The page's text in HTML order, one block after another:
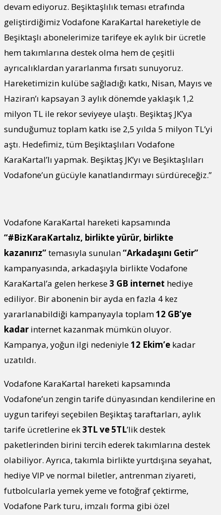
devam ediyoruz. Beşiktaşlılık teması etrafında
geliştirdiğimiz Vodafone KaraKartal hareketiyle de
Beşiktaşlı abonelerimize tarifeye ek aylık bir ücretle
hem takımlarına destek olma hem de çeşitli
ayrıcalıklardan yararlanma fırsatı sunuyoruz.
Hareketimizin kulübe sağladığı katkı, Nisan, Mayıs ve
Haziran’ı kapsayan 3 aylık dönemde yaklaşık 1,2
milyon TL ile rekor seviyeye ulaştı. Beşiktaş JK’ya
sunduğumuz toplam katkı ise 2,5 yılda 5 milyon TL’yi
aştı. Hedefimiz, tüm Beşiktaşlıları Vodafone
KaraKartal’lı yapmak. Beşiktaş JK’yı ve Beşiktaşlıları
Vodafone’un gücüyle kanatlandırmayı sürdüreceğiz.”
Vodafone KaraKartal hareketi kapsamında
“#BizKaraKartalız, birlikte yürür, birlikte
kazanırız”temasıyla sunulan“Arkadaşını Getir”
kampanyasında, arkadaşıyla birlikte Vodafone
KaraKartal’a gelen herkese3 GB internet hediye
ediliyor. Bir abonenin bir ayda en fazla 4 kez
yararlanabildiği kampanyayla toplam12 GB’ye
kadar internet kazanmak mümkün oluyor.
Kampanya, yoğun ilgi nedeniyle12 Ekim’e kadar
uzatıldı.
Vodafone KaraKartal hareketi kapsamında
Vodafone’un zengin tarife dünyasından kendilerine en
uygun tarifeyi seçebilen Beşiktaş taraftarları, aylık
tarife ücretlerine ek3TL ve 5TL’lik destek
paketlerinden birini tercih ederek takımlarına destek
olabiliyor. Ayrıca, takımla birlikte yurtdışına seyahat,
hediye VIP ve normal biletler, antrenman ziyareti,
futbolcularla yemek yeme ve fotoğraf çektirme,
Vodafone Park turu, imzalı forma gibi özel